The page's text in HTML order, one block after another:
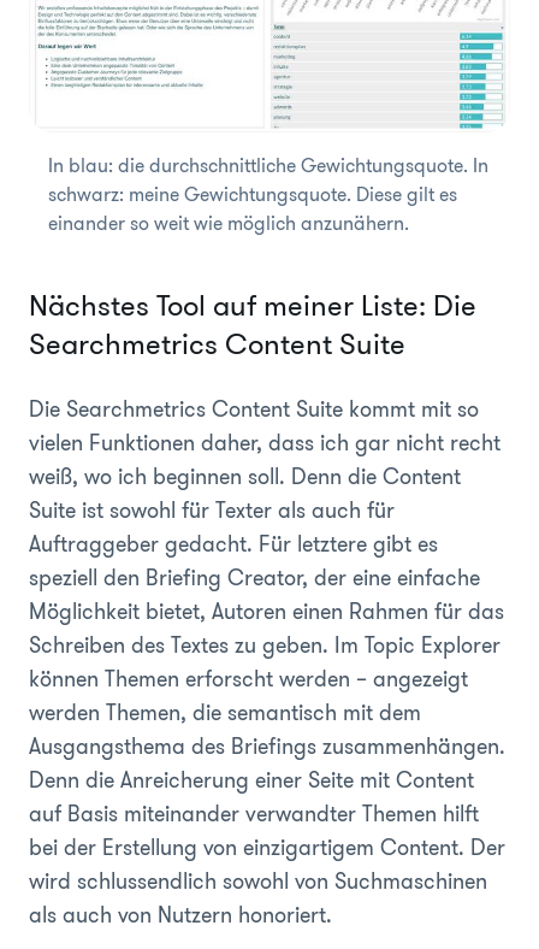
In blau: die durchschnittliche Gewichtungsquote. In
schwarz: meine Gewichtungsquote. Diese gilt es
einander so weit wie möglich anzunähern.
Nächstes Tool auf meiner Liste: Die
Searchmetrics Content Suite
Die Searchmetrics Content Suite kommt mit so
vielen Funktionen daher, dass ich gar nicht recht
weiß, wo ich beginnen soll. Denn die Content
Suite ist sowohl für Texter als auch für
Auftraggeber gedacht. Für letztere gibt es
speziell den Briefing Creator, der eine einfache
Möglichkeit bietet, Autoren einen Rahmen für das
Schreiben des Textes zu geben. Im Topic Explorer
können Themen erforscht werden – angezeigt
werden Themen, die semantisch mit dem
Ausgangsthema des Briefings zusammenhängen.
Denn die Anreicherung einer Seite mit Content
auf Basis miteinander verwandter Themen hilft
bei der Erstellung von einzigartigem Content. Der
wird schlussendlich sowohl von Suchmaschinen
als auch von Nutzern honoriert.